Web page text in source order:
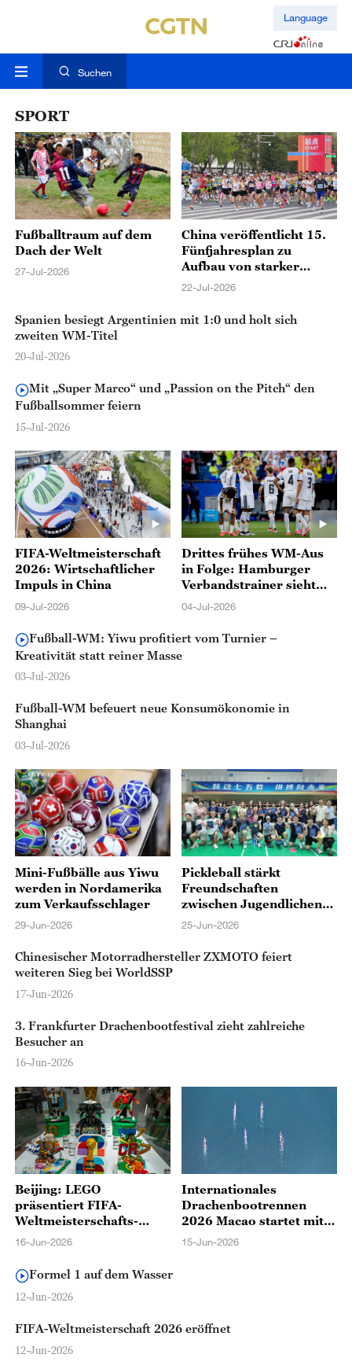
Language
Suchen
SPORT
Fußballtraum auf dem
Dach der Welt
27-Jul-2026
China veröffentlicht 15.
Fünfjahresplan zu
Aufbau von starker
Sportnation
22-Jul-2026
Spanien besiegt Argentinien mit 1:0 und holt sich
zweiten WM-Titel
20-Jul-2026
Mit „Super Marco“ und „Passion on the Pitch“ den
Fußballsommer feiern
15-Jul-2026
FIFA-Weltmeisterschaft
2026: Wirtschaftlicher
Impuls in China
09-Jul-2026
Drittes frühes WM-Aus
in Folge: Hamburger
Verbandstrainer sieht
Deutschlands
als Trainerfrage
04-Jul-2026
Fußball-WM: Yiwu profitiert vom Turnier –
Kreativität statt reiner Masse
03-Jul-2026
Fußball-WM befeuert neue Konsumökonomie in
Shanghai
03-Jul-2026
Mini-Fußbälle aus Yiwu
werden in Nordamerika
zum Verkaufsschlager
29-Jun-2026
Pickleball stärkt
Freundschaften
zwischen Jugendlichen
aus China und den USA
25-Jun-2026
Chinesischer Motorradhersteller ZXMOTO feiert
weiteren Sieg bei WorldSSP
17-Jun-2026
3. Frankfurter Drachenbootfestival zieht zahlreiche
Besucher an
16-Jun-2026
Beijing: LEGO
präsentiert FIFA-
Weltmeisterschafts-
Kollektion
16-Jun-2026
Internationales
Drachenbootrennen
2026 Macao startet mit
über 180 Teams
15-Jun-2026
Formel 1 auf dem Wasser
12-Jun-2026
FIFA-Weltmeisterschaft 2026 eröffnet
12-Jun-2026